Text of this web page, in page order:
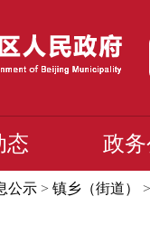
态 政
公示 > 镇乡（街道） >